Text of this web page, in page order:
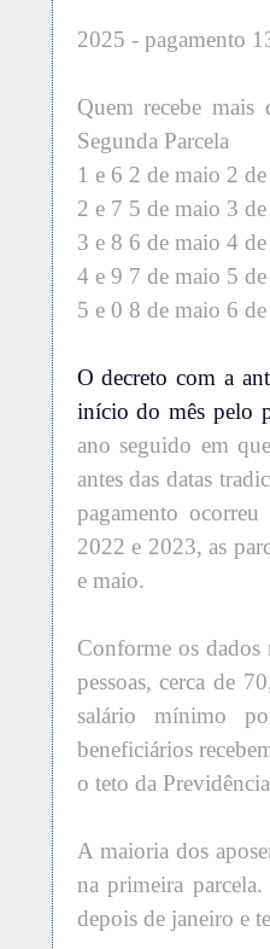
2025 - pagamento
Quem recebe
Segunda Parcela
1 e 6 2 de maio 2
2 e 7 5 de maio 3
3 e 8 6 de maio 4
4 e 9 7 de maio 5
5 e 0 8 de maio 6
O decreto com a
início do mês pelo
ano seguido em
antes das datas
pagamento
2022 e 2023, as
e maio.
Conforme os
pessoas, cerca de
salário mínimo
beneficiários
o teto da
A maioria dos
na primeira
depois de janeiro e